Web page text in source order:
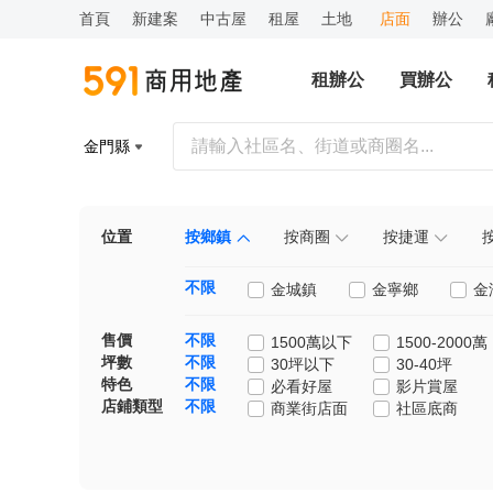
首頁 新建案 中古屋 租屋 土地 店面 辦公
租辦公 買辦公
金門縣
位置 按鄉鎮 按商圈 按捷運
不限 金城鎮 金寧鄉 金
售價 不限 1500萬以下
1500-2000萬
坪數
不限 30坪以下
30-40坪
特色
不限 必看好屋
影片賞屋
店鋪類型
不限 商業街店面 社區底商